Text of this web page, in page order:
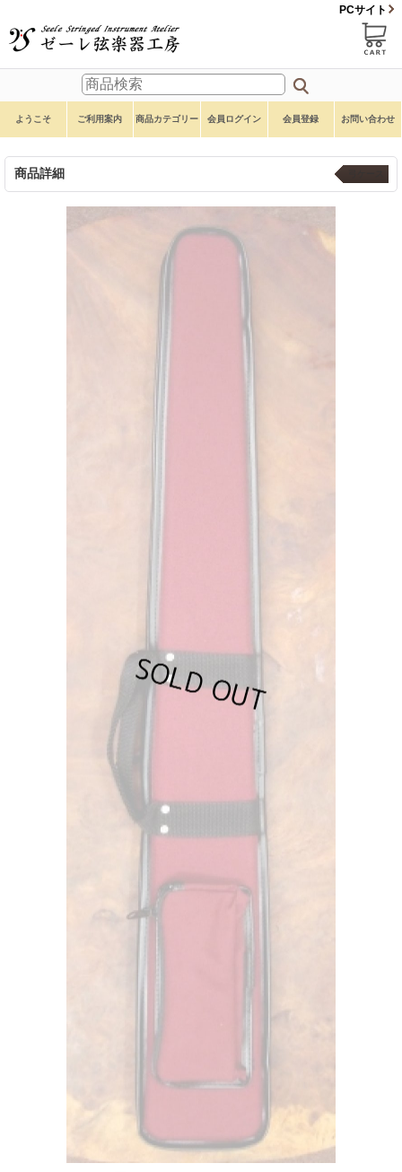
PCサイト
ようこそ ご利用案内 商品カテゴリー 会員ログイン 会員登録 お問い合わせ
商品詳細